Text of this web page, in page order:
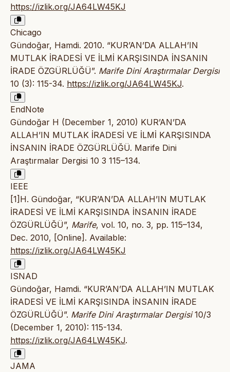
https://izlik.org/JA64LW45KJ
Chicago
Gündoğar, Hamdi. 2010. “KUR’AN’DA ALLAH’IN
MUTLAK İRADESİ VE İLMİ KARŞISINDA İNSANIN
İRADE ÖZGÜRLÜĞÜ”. Marife Dini Araştırmalar Dergisi
10 (3): 115-34. https://izlik.org/JA64LW45KJ.
EndNote
Gündoğar H (December 1, 2010) KUR’AN’DA
ALLAH’IN MUTLAK İRADESİ VE İLMİ KARŞISINDA
İNSANIN İRADE ÖZGÜRLÜĞÜ. Marife Dini
Araştırmalar Dergisi 10 3 115–134.
IEEE
[1]H. Gündoğar, “KUR’AN’DA ALLAH’IN MUTLAK
İRADESİ VE İLMİ KARŞISINDA İNSANIN İRADE
ÖZGÜRLÜĞÜ”, Marife, vol. 10, no. 3, pp. 115–134,
Dec. 2010, [Online]. Available:
https://izlik.org/JA64LW45KJ
ISNAD
Gündoğar, Hamdi. “KUR’AN’DA ALLAH’IN MUTLAK
İRADESİ VE İLMİ KARŞISINDA İNSANIN İRADE
ÖZGÜRLÜĞÜ”. Marife Dini Araştırmalar Dergisi10/3
(December 1, 2010): 115-134.
https://izlik.org/JA64LW45KJ.
JAMA